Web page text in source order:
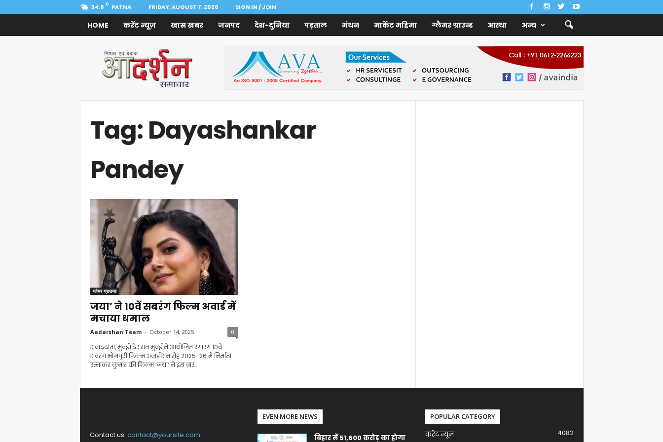
34.8 C PATNA FRIDAY, AUGUST 7, 2026 SIGN IN / JOIN
HOME करेंट न्यूज़ खास खबर जनपद देश-दुनिया पड़ताल मंथन मार्केट महिमा ग्लैमर ग्राउन्ड आस्था अन्य
Samachar
Tag: Dayashankar
Pandey
ग्लैमर ग्राउन्ड
जया’ ने 10वें सबरंग फिल्म अवार्ड में
मचाया धमाल
Aadarshan Team - October 14, 2025 0
संवाददाता, मुंबई। देर रात मुंबई में आयोजित रंगारंग 10वें
सबरंग भोजपुरी फिल्म अवार्ड समारोह 2025-26 में निर्माता
रत्नाकर कुमार की फिल्म ‘जया’ ने इस बार...
Contact us: contact@yoursite.com
EVEN MORE NEWS
बिहार में 51,600 करोड़ का होगा
POPULAR CATEGORY
करेंट न्यूज़ 4082